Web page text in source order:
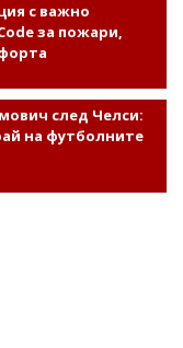
с важно
за пожари,
след Челси:
на футболните